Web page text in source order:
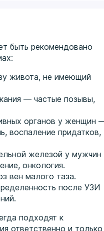
быть рекомендовано
живота, не имеющий
— частые позывы,
органов у женщин
воспаление придатков,
железой у мужчин
онкология.
вен малого таза.
после УЗИ
подходят к
ответственно и только